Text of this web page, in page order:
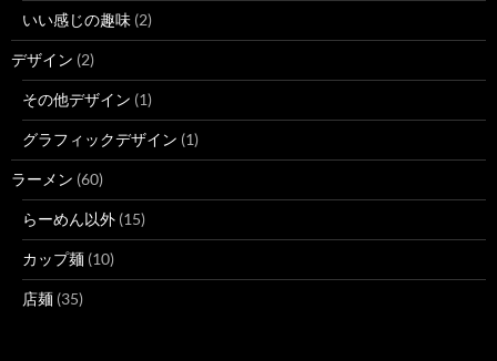
いい感じの趣味 (2)
デザイン (2)
その他デザイン (1)
グラフィックデザイン (1)
ラーメン (60)
らーめん以外 (15)
カップ麺 (10)
店麺 (35)